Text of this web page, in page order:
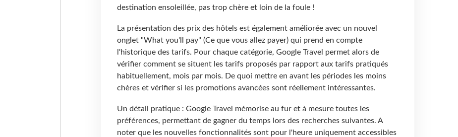
destination ensoleillée, pas trop chère et loin de la foule !
La présentation des prix des hôtels est également améliorée avec un nouvel
onglet "What you'll pay" (Ce que vous allez payer) qui prend en compte
l'historique des tarifs. Pour chaque catégorie, Google Travel permet alors de
vérifier comment se situent les tarifs proposés par rapport aux tarifs pratiqués
habituellement, mois par mois. De quoi mettre en avant les périodes les moins
chères et vérifier si les promotions avancées sont réellement intéressantes.
Un détail pratique : Google Travel mémorise au fur et à mesure toutes les
préférences, permettant de gagner du temps lors des recherches suivantes. A
noter que les nouvelles fonctionnalités sont pour l'heure uniquement accessibles